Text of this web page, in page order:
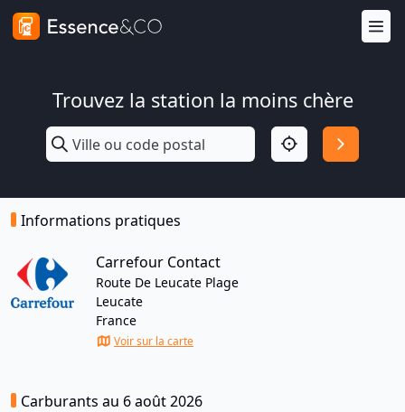
Trouvez la station la moins chère
Informations pratiques
Carrefour Contact
Route De Leucate Plage
Leucate
France
Voir sur la carte
Carburants au 6 août 2026